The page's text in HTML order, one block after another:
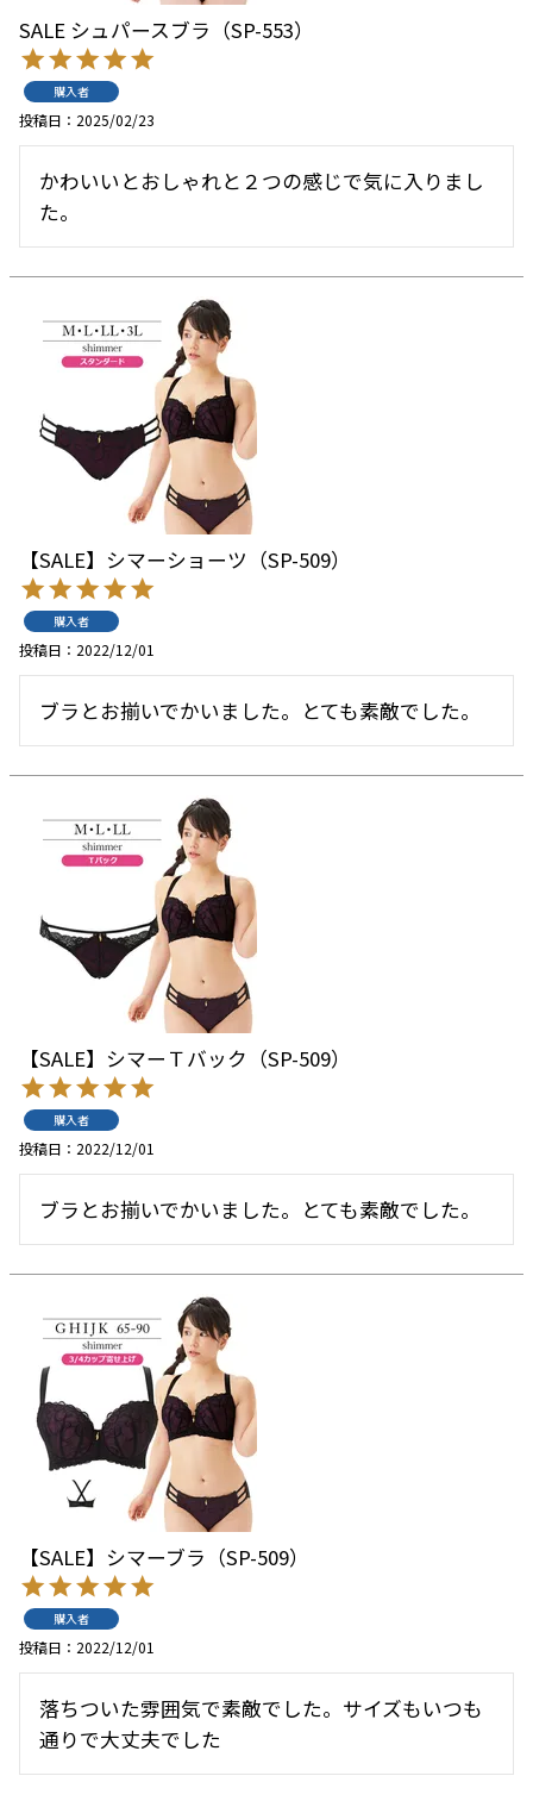
SALE シュパースブラ（SP-553）
購入者
投稿日 2025/02/23
かわいいとおしゃれと２つの感じで気に入りまし
た。
【SALE】シマーショーツ（SP-509）
購入者
投稿日 2022/12/01
ブラとお揃いでかいました。とても素敵でした。
【SALE】シマーＴバック（SP-509）
購入者
投稿日 2022/12/01
ブラとお揃いでかいました。とても素敵でした。
【SALE】シマーブラ（SP-509）
購入者
投稿日 2022/12/01
落ちついた雰囲気で素敵でした。サイズもいつも
通りで大丈夫でした